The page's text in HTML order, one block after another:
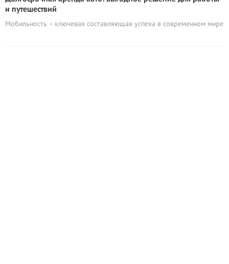
и путешествий
Мобильность – ключевая составляющая успеха в современном мире